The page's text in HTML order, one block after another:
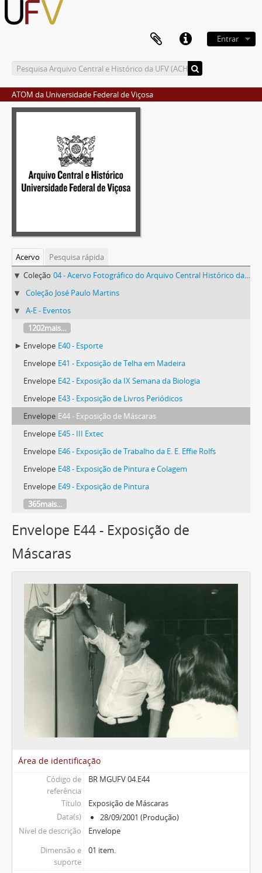
Entrar
ATOM da Universidade Federal de Viçosa
Acervo
Pesquisa rápida
Coleção 04 - Acervo Fotográfico do Arquivo Central Histórico da UFV
Coleção José Paulo Martins
A-E - Eventos
1202mais...
Envelope E40 - Esporte
Envelope E41 - Exposição de Telha em Madeira
Envelope E42 - Exposição da IX Semana da Biologia
Envelope E43 - Exposição de Livros Periódicos
Envelope E44 - Exposição de Máscaras
Envelope E45 - III Extec
Envelope E46 - Exposição de Trabalho da E. E. Effie Rolfs
Envelope E48 - Exposição de Pintura e Colagem
Envelope E49 - Exposição de Pintura
365mais...
Envelope E44 - Exposição de
Máscaras
Área de identificação
Código de
referência
BR MGUFV 04.E44
Título
Exposição de Máscaras
Data(s)
28/09/2001 (Produção)
Nível de descrição
Envelope
Dimensão e
suporte
01 item.